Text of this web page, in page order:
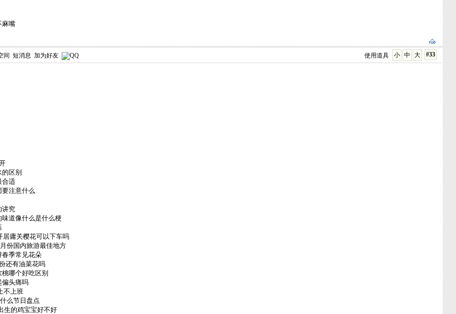
麻嘴
#33
大
中
小
使用道具
间 短消息 加为好友
区别
合适
注意什么
讲究
道像什么是什么梗
居庸关樱花可以下车吗
份国内旅游最佳地方
春季常见花朵
还有油菜花吗
哪个好吃区别
偏头痛吗
不上班
么节日盘点
生的鸡宝宝好不好